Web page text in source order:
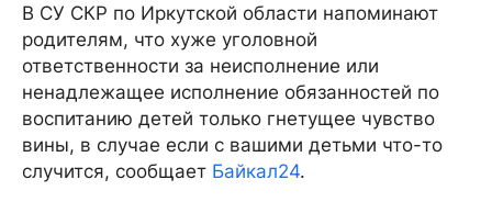
В СУ СКР по Иркутской области напоминают
родителям, что хуже уголовной
ответственности за неисполнение или
ненадлежащее исполнение обязанностей по
воспитанию детей только гнетущее чувство
вины, в случае если с вашими детьми что-то
случится, сообщает Байкал24.